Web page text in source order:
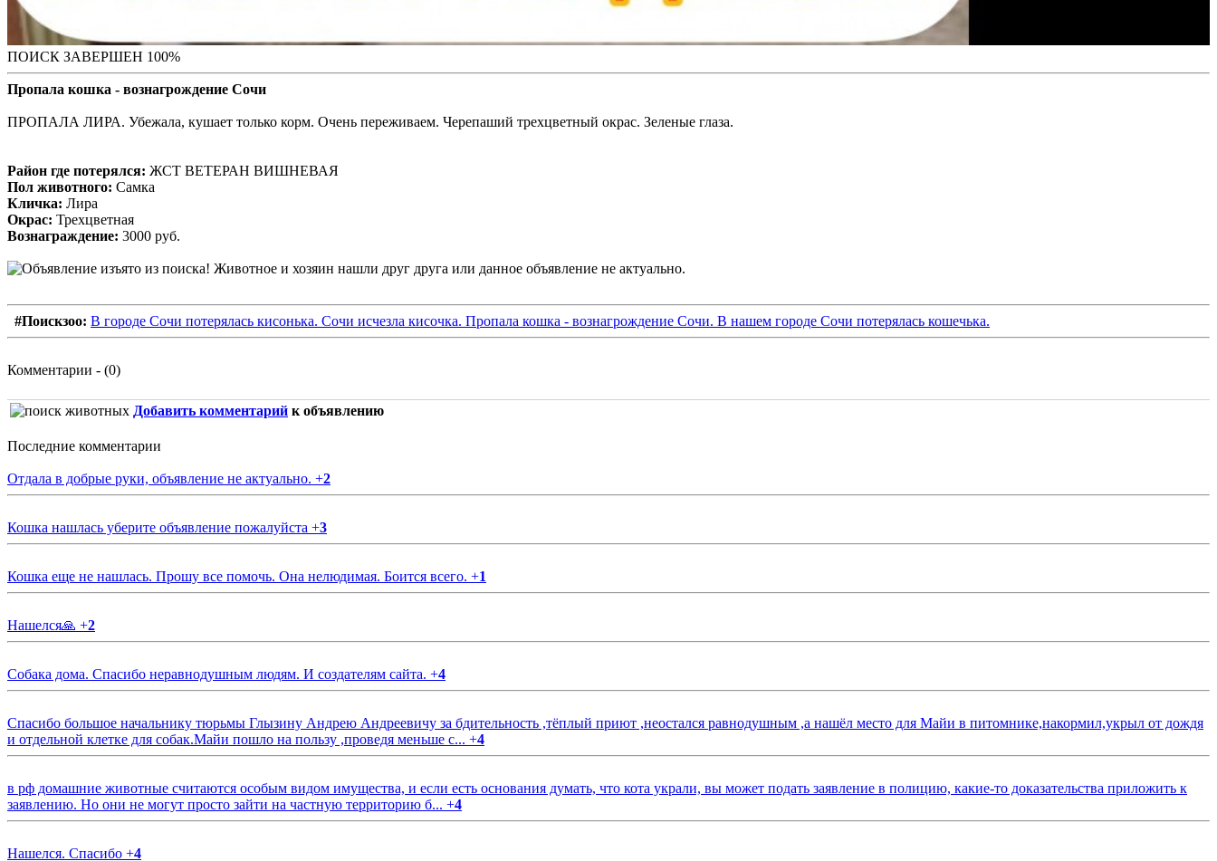
ПОИСК ЗАВЕРШЕН 100%
Пропала кошка - вознагрождение Сочи
ПРОПАЛА ЛИРА. Убежала, кушает только корм. Очень переживаем. Черепаший трехцветный окрас. Зеленые глаза.
Район где потерялся: ЖСТ ВЕТЕРАН ВИШНЕВАЯ
Пол животного: Самка
Кличка: Лира
Окрас: Трехцветная
Вознаграждение: 3000 руб.
#Поискзоо: В городе Сочи потерялась кисонька. Сочи исчезла кисочка. Пропала кошка - вознагрождение Сочи. В нашем городе Сочи потерялась кошечька.
Комментарии - (0)
Добавить комментарий к объявлению
Последние комментарии
Отдала в добрые руки, объявление не актуально. +2
Кошка нашлась уберите объявление пожалуйста +3
Кошка еще не нашлась. Прошу все помочь. Она нелюдимая. Боится всего. +1
Нашелся🙏 +2
Собака дома. Спасибо неравнодушным людям. И создателям сайта. +4
Спасибо большое начальнику тюрьмы Глызину Андрею Андреевичу за бдительность ,тёплый приют ,неостался равнодушным ,а нашёл место для Майи в питомнике,накормил,укрыл от дождя
и отдельной клетке для собак.Майи пошло на пользу ,проведя меньше с... +4
в рф домашние животные считаются особым видом имущества, и если есть основания думать, что кота украли, вы может подать заявление в полицию, какие-то доказательства приложить к
заявлению. Но они не могут просто зайти на частную территорию б... +4
Нашелся. Спасибо +4